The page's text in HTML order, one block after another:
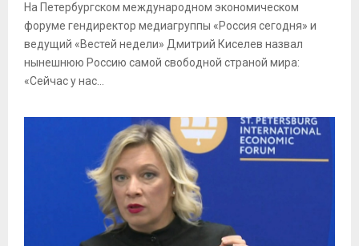
На Петербургском международном экономическом
форуме гендиректор медиагруппы «Россия сегодня» и
ведущий «Вестей недели» Дмитрий Киселев назвал
нынешнюю Россию самой свободной страной мира:
«Сейчас у нас...